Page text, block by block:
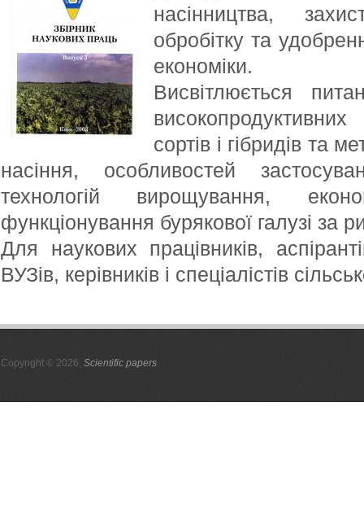
насінництва,
обробітку та
економіки.
Висвітлюється
сортів і гібридів та
насіння, особливостей
технологій вирощування,
функціонування бурякової галузі за
Для наукових працівників,
ВУЗів, керівників і спеціалістів
Copyright © 2026, Scientific papers